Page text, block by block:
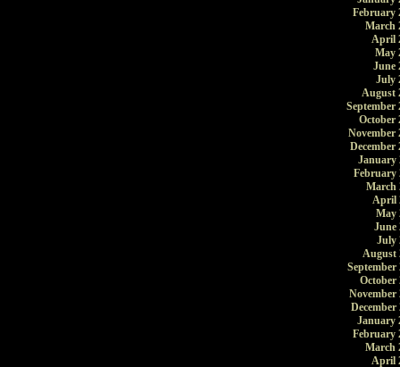
February
March
April
May
June
July
August
September
October
November
December
January
February
March
April
May
June
July
August
September
October
November
December
January
February
March
April